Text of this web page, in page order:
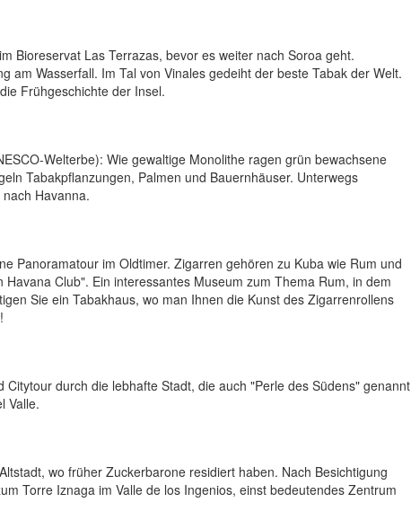
Bioreservat Las Terrazas, bevor es weiter nach Soroa geht.
am Wasserfall. Im Tal von Vinales gedeiht der beste Tabak der Welt.
Frühgeschichte der Insel.
Welterbe): Wie gewaltige Monolithe ragen grün bewachsene
Tabakpflanzungen, Palmen und Bauernhäuser. Unterwegs
Havanna.
Panoramatour im Oldtimer. Zigarren gehören zu Kuba wie Rum und
Club". Ein interessantes Museum zum Thema Rum, in dem
Sie ein Tabakhaus, wo man Ihnen die Kunst des Zigarrenrollens
durch die lebhafte Stadt, die auch "Perle des Südens" genannt
Valle.
wo früher Zuckerbarone residiert haben. Nach Besichtigung
Torre Iznaga im Valle de los Ingenios, einst bedeutendes Zentrum